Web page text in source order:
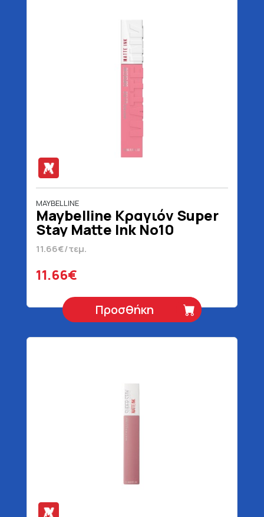
MAYBELLINE
Maybelline Κραγιόν Super
Stay Matte Ink No10
Dreamer 5 ml
11.66€/τεμ.
11.66€
Προσθήκη